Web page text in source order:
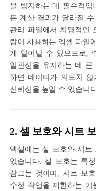
을 방지하는 데 필수적
든 계산 결과가 달라질
관리 파일에서 치명적인
람이 사용하는 엑셀 파일
게 일어날 수 있으므로,
일관성을 유지하는 데
하면 데이터가 의도치
신뢰성을 높일 수 있습니
2. 셀 보호와 시트
엑셀에는 셀 보호와 시트
있습니다. 셀 보호는 특
잠그는 것이며, 시트 보
수정 작업을 제한하는